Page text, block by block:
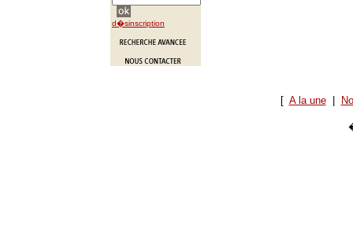
d�sinscription
[ A la une|